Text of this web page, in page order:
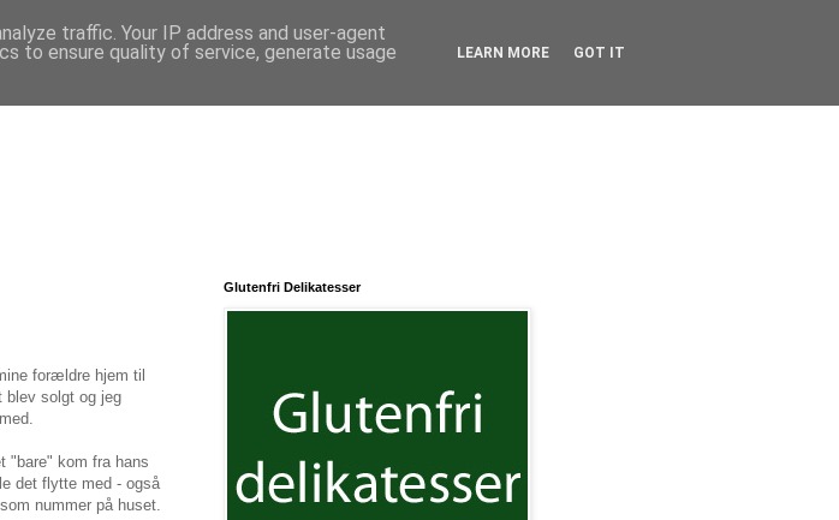
forældre hjem til
blev solgt og jeg
"bare" kom fra hans
det flytte med - også
nummer på huset.
Glutenfri Delikatesser
traffic. Your IP address and user-agent
to ensure quality of service, generate usage
LEARN MORE GOT IT